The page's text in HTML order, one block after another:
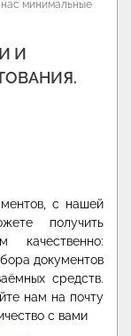
минимальные
И
с нашей
получить
качественно:
документов
средств.
нам на почту
с вами